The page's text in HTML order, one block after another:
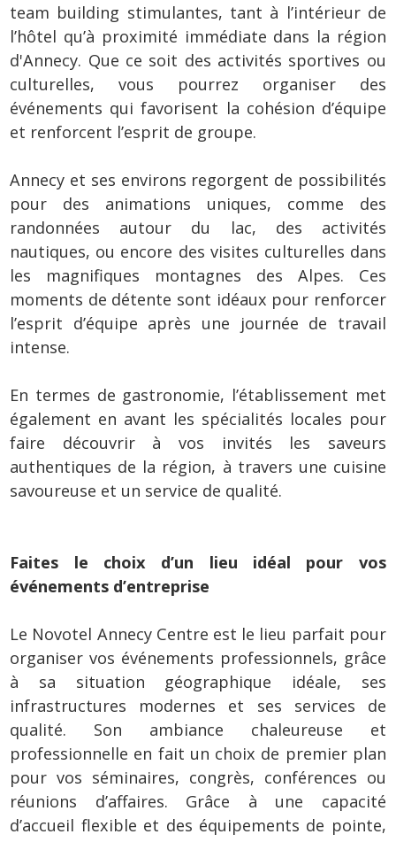
team building stimulantes, tant à l’intérieur de
l’hôtel qu’à proximité immédiate dans la région
d'Annecy. Que ce soit des activités sportives ou
culturelles, vous pourrez organiser des
événements qui favorisent la cohésion d’équipe
et renforcent l’esprit de groupe.
Annecy et ses environs regorgent de possibilités
pour des animations uniques, comme des
randonnées autour du lac, des activités
nautiques, ou encore des visites culturelles dans
les magnifiques montagnes des Alpes. Ces
moments de détente sont idéaux pour renforcer
l’esprit d’équipe après une journée de travail
intense.
En termes de gastronomie, l’établissement met
également en avant les spécialités locales pour
faire découvrir à vos invités les saveurs
authentiques de la région, à travers une cuisine
savoureuse et un service de qualité.
Faites le choix d’un lieu idéal pour vos
événements d’entreprise
Le Novotel Annecy Centre est le lieu parfait pour
organiser vos événements professionnels, grâce
à sa situation géographique idéale, ses
infrastructures modernes et ses services de
qualité. Son ambiance chaleureuse et
professionnelle en fait un choix de premier plan
pour vos séminaires, congrès, conférences ou
réunions d’affaires. Grâce à une capacité
d’accueil flexible et des équipements de pointe,